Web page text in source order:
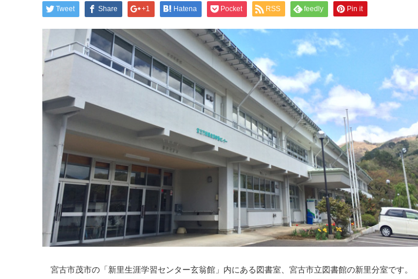
Tweet Share +1 Hatena Pocket RSS feedly Pin it
宮古市茂市の「新里生涯学習センター玄翁館」内にある図書室、宮古市立図書館の新里分室です。